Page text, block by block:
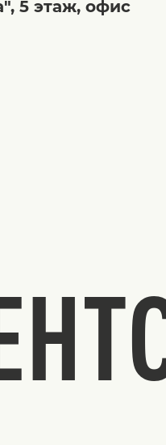
5 этаж, офис